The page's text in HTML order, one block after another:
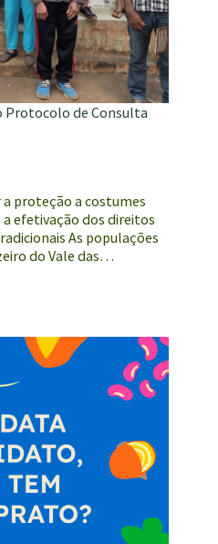
Protocolo de Consulta
proteção a costumes
efetivação dos direitos
As populações
do Vale das…